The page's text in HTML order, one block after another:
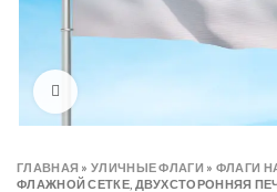
ГЛАВНАЯ »УЛИЧНЫЕ ФЛАГИ » ФЛАГИ
ФЛАЖНОЙ СЕТКЕ, ДВУХСТОРОННЯЯ